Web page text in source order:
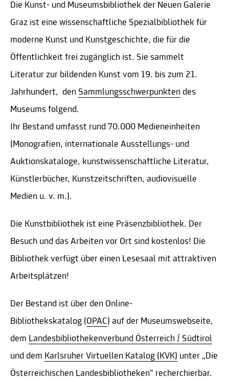
Die Kunst- und Museumsbibliothek der Neuen Galerie
Graz ist eine wissenschaftliche Spezialbibliothek für
moderne Kunst und Kunstgeschichte, die für die
Öffentlichkeit frei zugänglich ist. Sie sammelt
Literatur zur bildenden Kunst vom 19. bis zum 21.
Jahrhundert, den Sammlungsschwerpunkten des
Museums folgend.
Ihr Bestand umfasst rund 70.000 Medieneinheiten
(Monografien, internationale Ausstellungs- und
Auktionskataloge, kunstwissenschaftliche Literatur,
Künstlerbücher, Kunstzeitschriften, audiovisuelle
Medien u. v. m.).
Die Kunstbibliothek ist eine Präsenzbibliothek. Der
Besuch und das Arbeiten vor Ort sind kostenlos! Die
Bibliothek verfügt über einen Lesesaal mit attraktiven
Arbeitsplätzen!
Der Bestand ist über den Online-
Bibliothekskatalog (OPAC) auf der Museumswebseite,
dem Landesbibliothekenverbund Österreich / Südtirol
und dem Karlsruher Virtuellen Katalog (KVK) unter „Die
Österreichischen Landesbibliotheken“ recherchierbar.